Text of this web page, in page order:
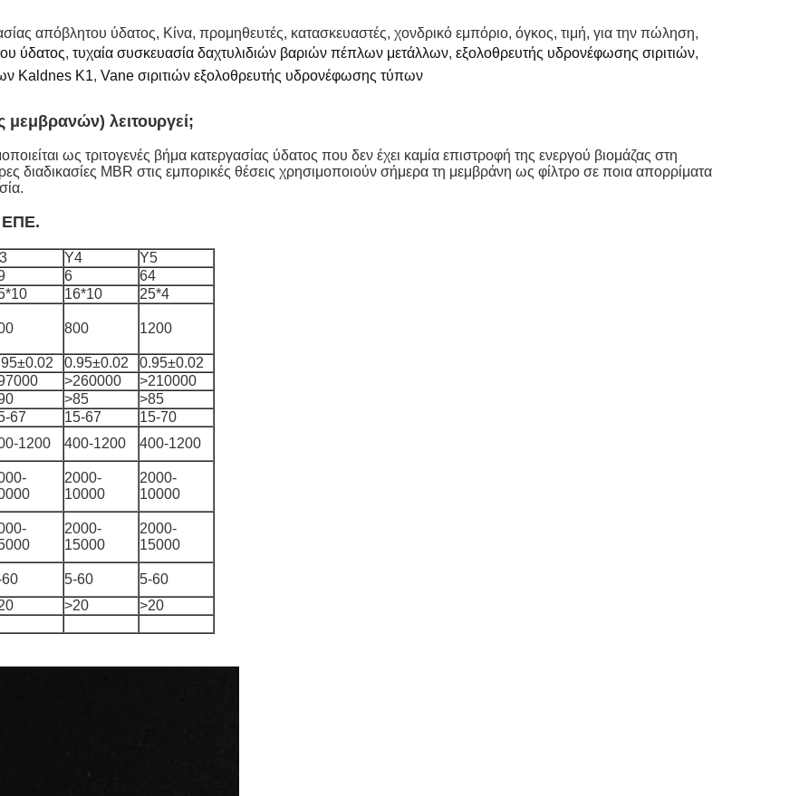
απόβλητου ύδατος, Κίνα, προμηθευτές, κατασκευαστές, χονδρικό εμπόριο, όγκος, τιμή, για την πώληση,
ύδατος, τυχαία συσκευασία δαχτυλιδιών βαριών πέπλων μετάλλων, εξολοθρευτής υδρονέφωσης σιριτιών,
Kaldnes K1, Vane σιριτιών εξολοθρευτής υδρονέφωσης τύπων
λειτουργεί;
ως τριτογενές βήμα κατεργασίας ύδατος που δεν έχει καμία επιστροφή της ενεργού βιομάζας στη
διαδικασίες MBR στις εμπορικές θέσεις χρησιμοποιούν σήμερα τη μεμβράνη ως φίλτρο σε ποια απορρίματα
ΕΠΕ.
Y4
Y5
6
64
16*10
25*4
800 1200
0.95±0.02
0.95±0.02
>260000
>210000
>85
>85
67 15-67
15-70
1200 400-1200
400-1200
2000-
10000
2000-
10000
2000-
15000
2000-
15000
5-60
5-60
>20 >20